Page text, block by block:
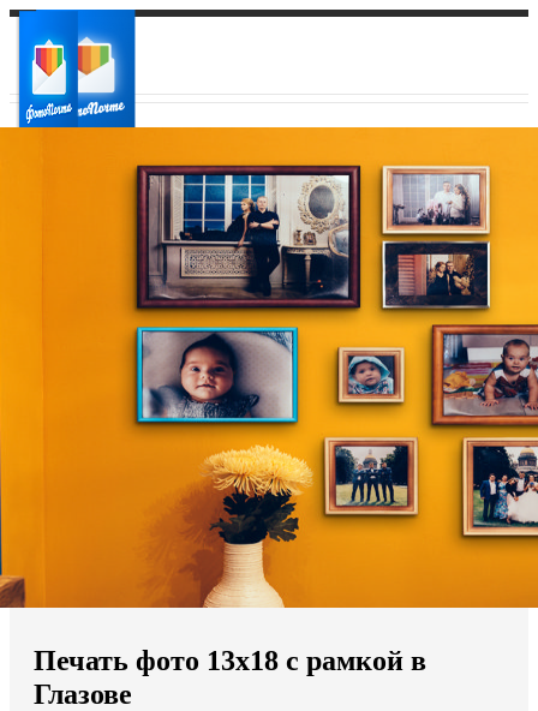
Ваш регион доставки
Выберите из списка:
Мы доставляем по всему миру
Продолжить без города
Печать фото 13х18 с рамкой в
Глазове